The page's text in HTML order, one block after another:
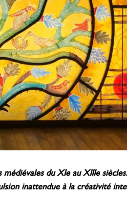
du XIe au XIIIe
inattendue à la créativité